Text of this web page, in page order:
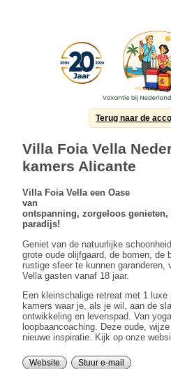
Terug naar de
Villa Foia Vella
kamers Alicante
Villa Foia Vella een Oase
van
ontspanning, zorgeloos
paradijs!
Geniet van de natuurlijke
grote oude olijfgaard, de bomen, de
rustige sfeer te kunnen
Vella gasten vanaf 18 jaar.
Een kleinschalige retreat met 1
kamers waar je, als je wil, aan de
ontwikkeling en levenspad. Van
loopbaancoaching. Deze oude,
nieuwe inspiratie. Kijk op onze
Website Stuur e-mail